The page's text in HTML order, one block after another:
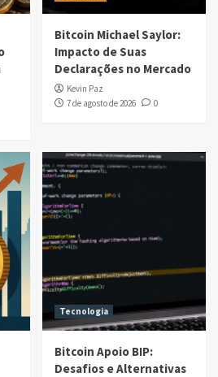
Bitcoin Michael Saylor:
Impacto de Suas
Declarações no Mercado
Kevin Paz
7 de agosto de 2026
0
Tecnologia
Bitcoin Apoio BIP:
Desafios e Alternativas